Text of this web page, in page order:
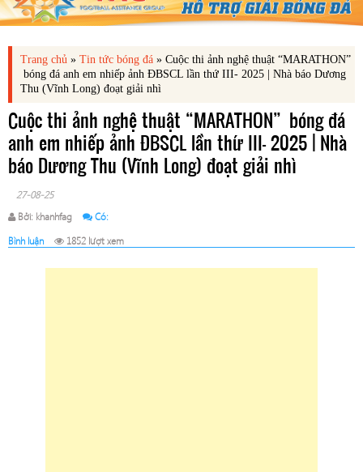
Trang chủ » Tin tức bóng đá » Cuộc thi ảnh nghệ thuật “MARATHON”
bóng đá anh em nhiếp ảnh ĐBSCL lần thứ III- 2025 | Nhà báo Dương
Thu (Vĩnh Long) đoạt giải nhì
Cuộc thi ảnh nghệ thuật “MARATHON” bóng đá
anh em nhiếp ảnh ĐBSCL lần thứ III- 2025 | Nhà
báo Dương Thu (Vĩnh Long) đoạt giải nhì
27-08-25
Bởi: khanhfag
Có:
Bình luận
1852 lượt xem